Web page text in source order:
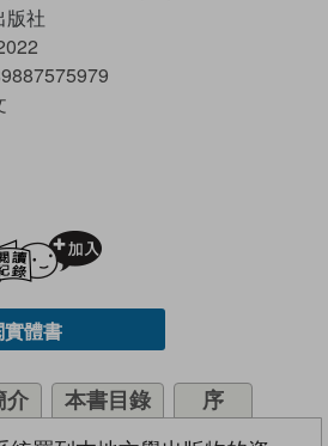
版社
閲
實體書
介 本書目錄 序